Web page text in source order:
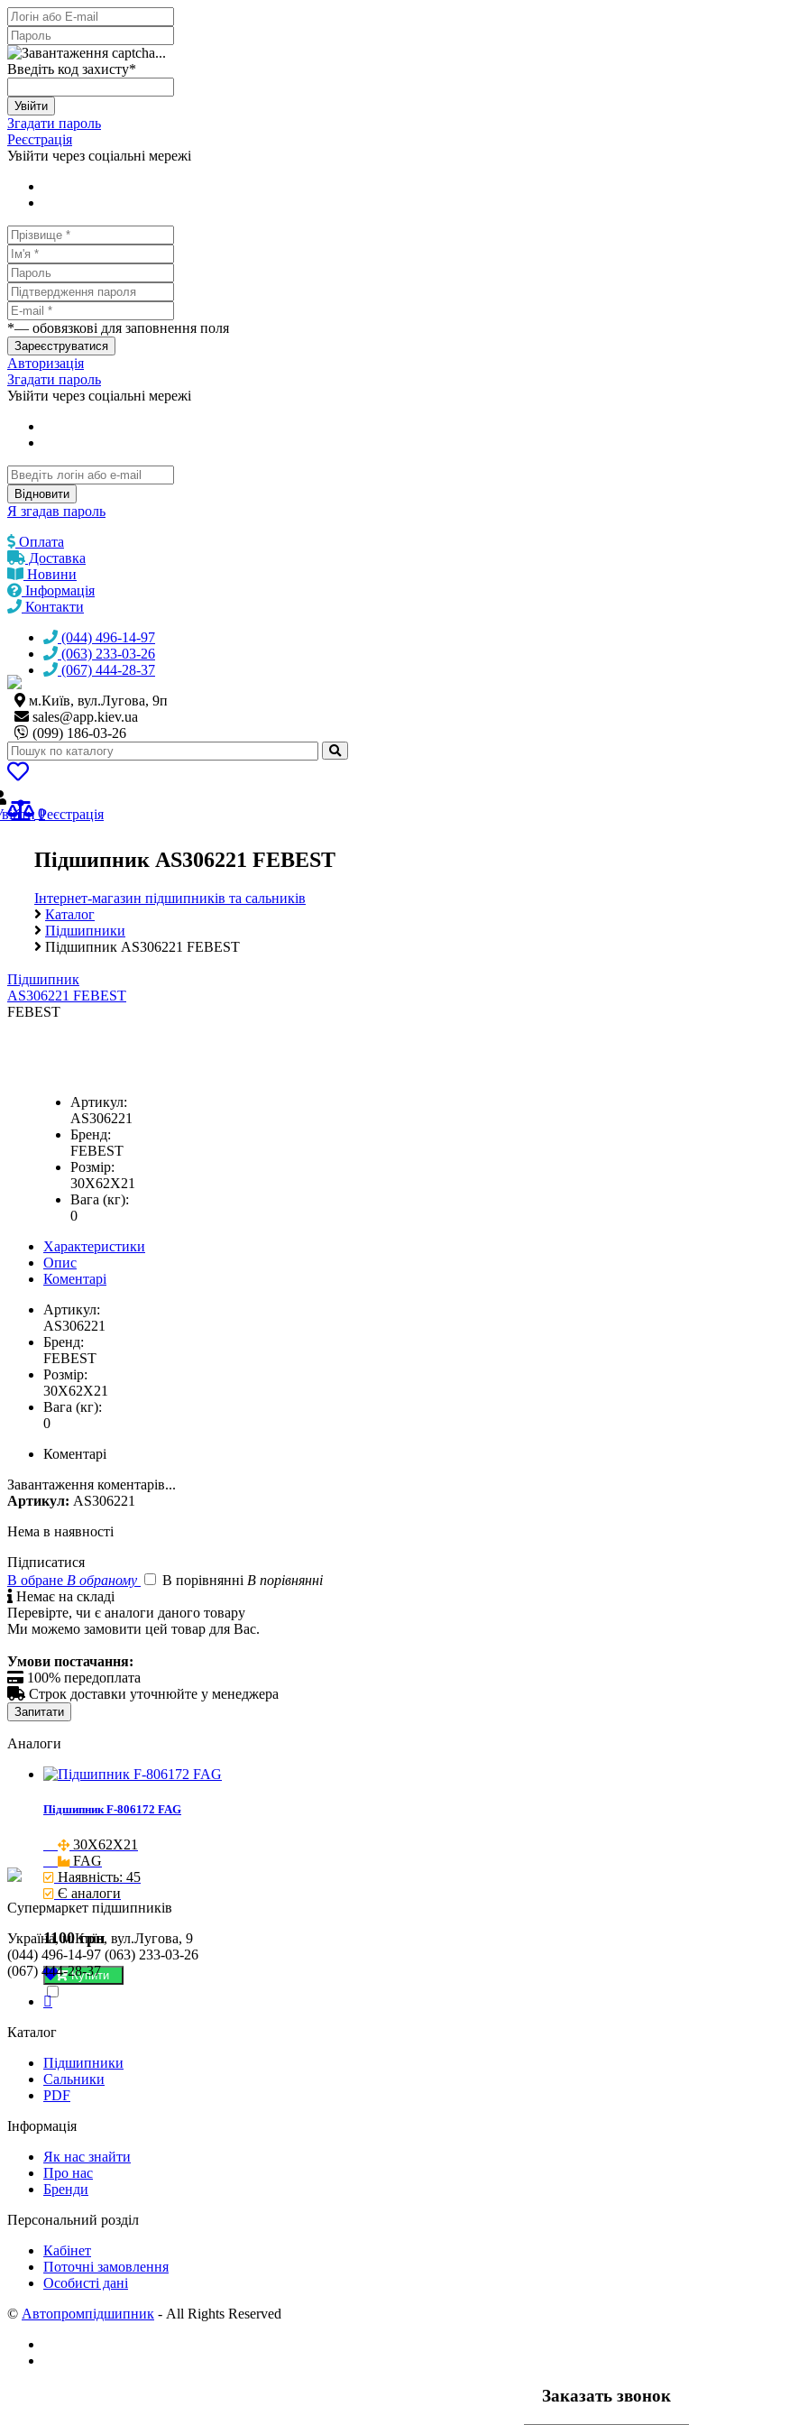
Введіть код захисту*
Увійти
Згадати пароль
Реєстрація
Увійти через соціальні мережі
*— обовязкові для заповнення поля
Зареєструватися
Авторизація
Згадати пароль
Увійти через соціальні мережі
Відновити
Я згадав пароль
Оплата
Доставка
Новини
Інформація
Контакти
(044) 496-14-97
(063) 233-03-26
(067) 444-28-37
м.Київ, вул.Лугова, 9п
sales@app.kiev.ua
(099) 186-03-26
0
Реєстрація
Підшипник AS306221 FEBEST
Інтернет-магазин підшипників та сальників
Каталог
Підшипники
Підшипник AS306221 FEBEST
Підшипник
AS306221 FEBEST
FEBEST
Артикул:
AS306221
Бренд:
FEBEST
Розмір:
30X62X21
Вага (кг):
0
Характеристики
Опис
Коментарі
Артикул:
AS306221
Бренд:
FEBEST
Розмір:
30X62X21
Вага (кг):
0
Коментарі
Завантаження коментарів...
Артикул: AS306221
Нема в наявності
Підписатися
В обране В обраному В порівнянні В порівнянні
 Немає на складі
Перевірте, чи є аналоги даного товару
Ми можемо замовити цей товар для Вас.
Умови постачання:
 100% передоплата
 Строк доставки уточнюйте у менеджера
Запитати
Аналоги
Підшипник F-806172 FAG
30X62X21
FAG
Наявність: 45
Є аналоги
1100 грн
Купити
Cупермаркет підшипників
Україна, м.Київ, вул.Лугова, 9
(044) 496-14-97 (063) 233-03-26
(067) 444-28-37
Каталог
Підшипники
Сальники
PDF
Інформація
Як нас знайти
Про нас
Бренди
Персональний розділ
Кабінет
Поточні замовлення
Особисті дані
© Автопромпідшипник - All Rights Reserved
Заказать звонок